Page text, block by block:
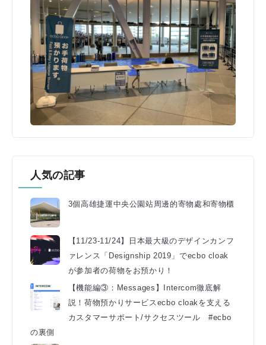
人気の記事
3個高雄捷運中央公園站周邊的寄物處和寄物櫃
【11/23-11/24】日本最大級のデザインカンフ
ァレンス「Designship 2019」でecbo cloak
が参加者の荷物をお預かり！
【機能編③：Messages】Intercom徹底解
説！荷物預かりサービスecbo cloakを支える
カスタマーサポート/サクセスツール #ecbo
の裏側